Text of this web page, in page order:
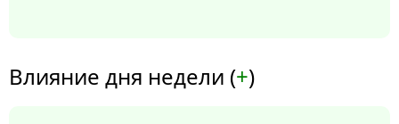
Влияние дня недели (+)